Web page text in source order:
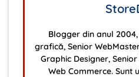
Blogger din anul
grafică, Senior
Graphic Designer,
Web Commerce. Sunt